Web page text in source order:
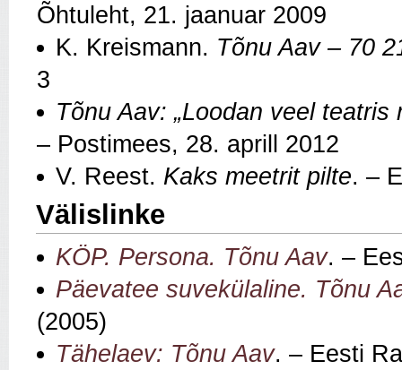
Õhtuleht, 21. jaanuar 2009
K. Kreismann. Tõnu Aav – 70
3
Tõnu Aav: „Loodan veel teatris
– Postimees, 28. aprill 2012
V. Reest. Kaks meetrit pilte. –
Välislinke
KÖP. Persona. Tõnu Aav. –
Päevatee suvekülaline. Tõnu
(2005)
Tähelaev: Tõnu Aav. – Eesti